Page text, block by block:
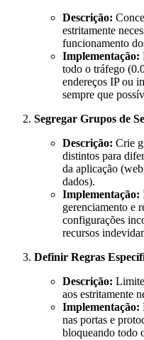
Descrição:
estritamente
funcionamento
Implementação:
todo o tráfego
endereços IP ou
sempre que
Segregar Grupos de
Descrição: Crie
distintos para
da aplicação
dados).
Implementação:
gerenciamento e
configurações
recursos
Definir Regras
Descrição:
aos estritamente
Implementação:
nas portas e
bloqueando todo